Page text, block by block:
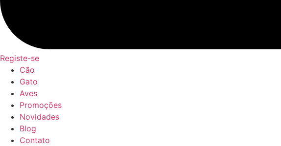
Registe-se
Cão
Gato
Aves
Promoções
Novidades
Blog
Contato